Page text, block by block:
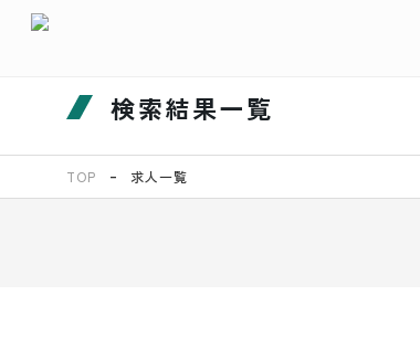
検索結果一覧
TOP 求人一覧